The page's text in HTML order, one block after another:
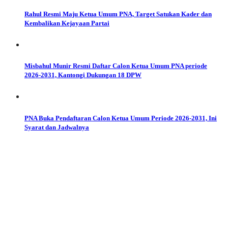
Rahul Resmi Maju Ketua Umum PNA, Target Satukan Kader dan
Kembalikan Kejayaan Partai
Misbahul Munir Resmi Daftar Calon Ketua Umum PNA periode
2026-2031, Kantongi Dukungan 18 DPW
PNA Buka Pendaftaran Calon Ketua Umum Periode 2026-2031, Ini
Syarat dan Jadwalnya